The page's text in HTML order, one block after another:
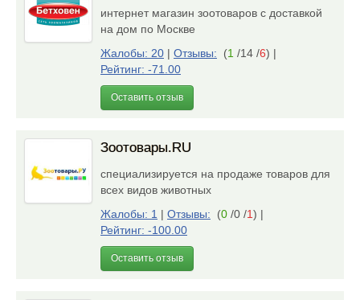
интернет магазин зоотоваров с доставкой
на дом по Москве
Жалобы: 20 | Отзывы: (1 /14 /6) |
Рейтинг: -71.00
Оставить отзыв
Зоотовары.RU
специализируется на продаже товаров для
всех видов животных
Жалобы: 1 | Отзывы: (0 /0 /1) |
Рейтинг: -100.00
Оставить отзыв